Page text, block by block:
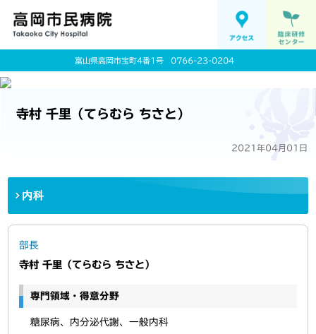
富山県高岡市宝町4番1号 0766-23-0204
寺村 千里（てらむら ちさと）
2021年04月01日
内科
部長
寺村 千里（てらむら ちさと）
専門領域・得意分野
糖尿病、内分泌代謝、一般内科